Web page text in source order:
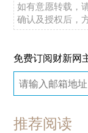
如有意愿转载，
确认及授权后，
免费订阅财新网
推荐阅读